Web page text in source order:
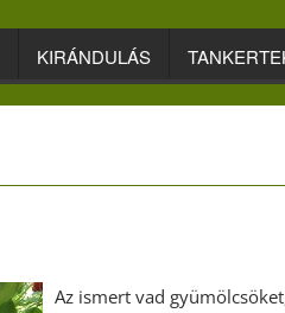
KIRÁNDULÁS
Az ismert vad